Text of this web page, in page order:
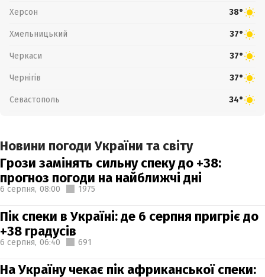
Херсон 38°
Хмельницький 37°
Черкаси 37°
Чернігів 37°
Севастополь 34°
Новини погоди України та світу
Грози замінять сильну спеку до +38:
прогноз погоди на найближчі дні
6 серпня, 08:00 1975
Пік спеки в Україні: де 6 серпня пригріє до
+38 градусів
6 серпня, 06:40 691
На Україну чекає пік африканської спеки: